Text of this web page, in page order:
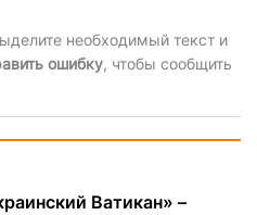
необходимый текст и
ошибку, чтобы сообщить
Ватикан» –